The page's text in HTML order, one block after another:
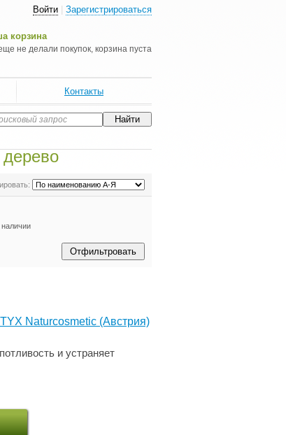
Войти Зарегистрироваться
корзина
не делали покупок, корзина пуста
Контакты
наличии
Naturcosmetic (Австрия)
и устраняет